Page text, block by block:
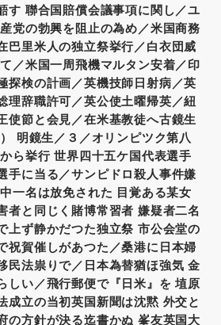
す 聯合国賠償会議事項に関し／ユ
党の勃興を阻止の為め／米国商務
巴里米人の独立祭挙行／白衣団威
／米国一周飛機マルタン安着／印
探検の計画／英機技師日射病／英
理辞職許可／英公使土曜帰英／紐
使節と会見／在米基教徒へ古鏡生
明鏡生／３／オリンピツク第八
ら挙行 世界四十五ケ国代表選手
手に当る／サンピドロ殺人事件嫌
一名は放免された 目覚ある某女
者と同じく賭博常習者 嫌疑者二名
上ず静かだつた独立祭 市公会堂の
祝賀催しがあつた／桑港に日本婦
民法祟りで／日本為替猶ほ強気 金
しい／飛行郵便で『日米』を 埴原
成立の当初英国新聞は沈黙 外交と
の方針が決る迄書かぬ 峯友英国大